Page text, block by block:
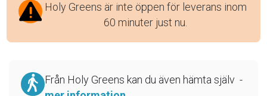
Holy Greens är inte öppen för leverans inom
60 minuter just nu.
Från Holy Greens kan du även hämta själv -